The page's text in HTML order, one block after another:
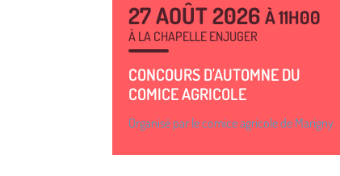
27 AOÛT 2026 À 11H00
À LA CHAPELLE ENJUGER
CONCOURS D'AUTOMNE DU
COMICE AGRICOLE
Organisé par le comice agricole de Marigny